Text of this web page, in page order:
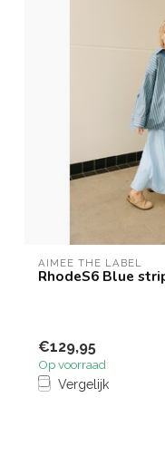
AIMÉE THE LABEL
RhodeS6 Blue
€129,95
Op voorraad
Vergelijk